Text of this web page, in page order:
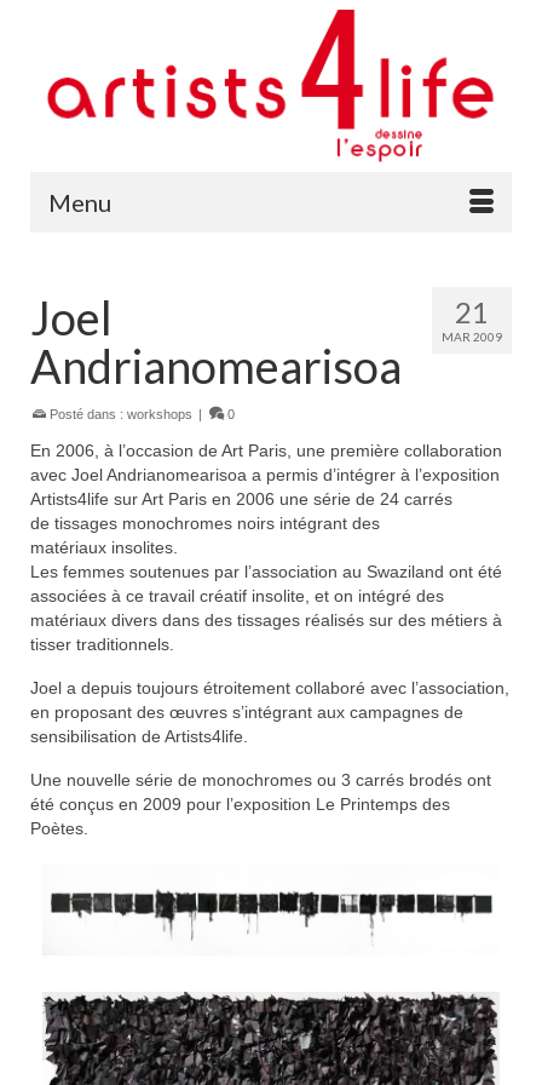
Menu
21
MAR 2009
Joel
Andrianomearisoa
Posté dans : workshops 0
En 2006, à l’occasion de Art Paris, une première collaboration
avec Joel Andrianomearisoa a permis d’intégrer à l’exposition
Artists4life sur Art Paris en 2006 une série de 24 carrés
de tissages monochromes noirs intégrant des
matériaux insolites.
Les femmes soutenues par l’association au Swaziland ont été
associées à ce travail créatif insolite, et on intégré des
matériaux divers dans des tissages réalisés sur des métiers à
tisser traditionnels.
Joel a depuis toujours étroitement collaboré avec l’association,
en proposant des œuvres s’intégrant aux campagnes de
sensibilisation de Artists4life.
Une nouvelle série de monochromes ou 3 carrés brodés ont
été conçus en 2009 pour l’exposition Le Printemps des
Poètes.